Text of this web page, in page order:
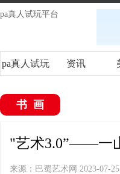
pa真人试玩平台
pa真人试玩 资讯
书画
"艺术3.0”——一
来源：巴蜀艺术网 2023-07-